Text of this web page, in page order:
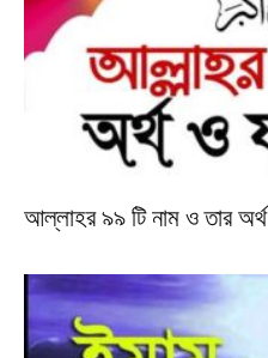
আল্লাহর ৯৯ টি নাম ও তার অর্থ